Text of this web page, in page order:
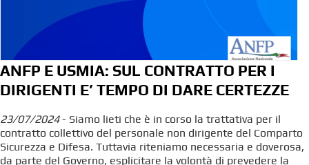
ANFP E USMIA: SUL CONTRATTO PER I
DIRIGENTI E’ TEMPO DI DARE CERTEZZE
23/07/2024- Siamo lieti che è in corso la trattativa per il
contratto collettivo del personale non dirigente del Comparto
Sicurezza e Difesa. Tuttavia riteniamo necessaria e doverosa,
da parte del Governo, esplicitare la volontà di prevedere la